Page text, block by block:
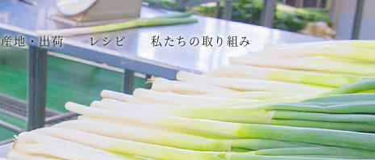
産地・出荷 レシピ 私たちの取り組み